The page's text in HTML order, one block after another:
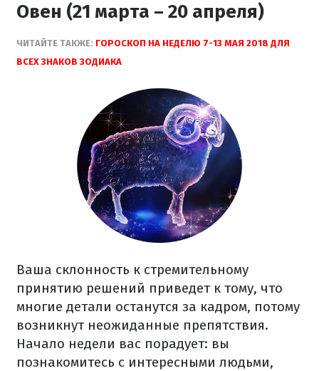
Овен (21 марта – 20 апреля)
ЧИТАЙТЕ ТАКЖЕ: ГОРОСКОП НА НЕДЕЛЮ 7-13 МАЯ 2018 ДЛЯ
ВСЕХ ЗНАКОВ ЗОДИАКА
Ваша склонность к стремительному
принятию решений приведет к тому, что
многие детали останутся за кадром, потому
возникнут неожиданные препятствия.
Начало недели вас порадует: вы
познакомитесь с интересными людьми,